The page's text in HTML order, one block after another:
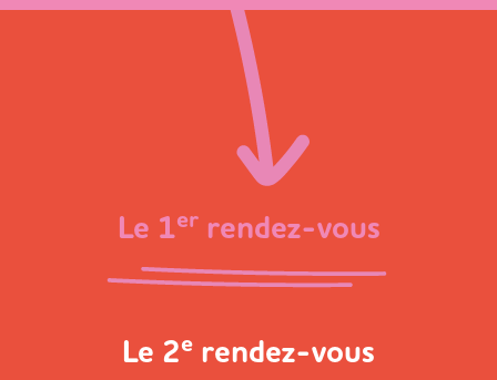
Le 1errendez-vous
Le 2e rendez-vous